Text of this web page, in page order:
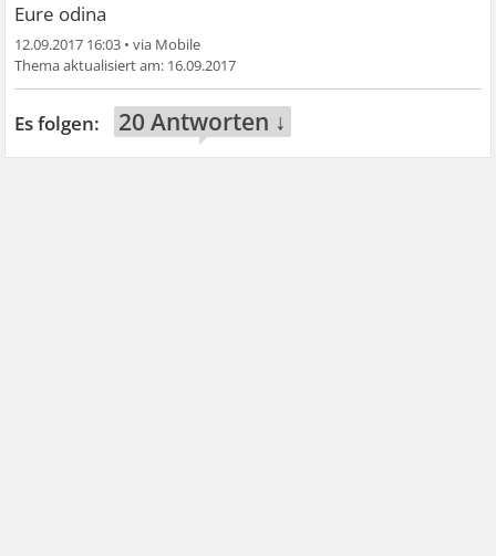
Eure odina
12.09.2017 16:03 •
16.09.2017
20 Antworten ↓